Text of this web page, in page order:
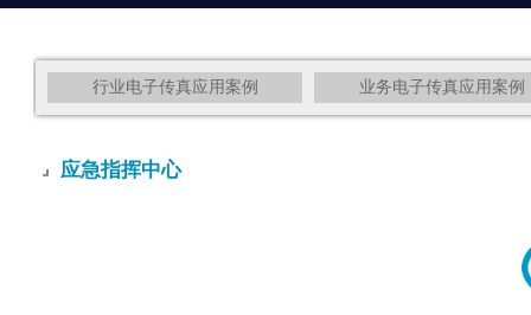
行业电子传真应用案例 业务电子传真应用案例
应急指挥中心